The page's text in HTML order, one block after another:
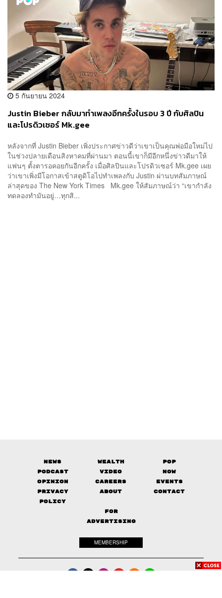
5 กันยายน 2024
Justin Bieber กลับมาทำเพลงอีกครั้งในรอบ 3 ปี กับศิลปิน
และโปรดิวเซอร์ Mk.gee
หลังจากที่ Justin Bieber เพิ่งประกาศข่าวดีว่าเขาเป็นคุณพ่อมือใหม่ไป
ในช่วงปลายเดือนสิงหาคมที่ผ่านมา ตอนนี้เขาก็มีอีกหนึ่งข่าวดีมาให้
แฟนๆ ตั้งตารอคอยกันอีกครั้ง เมื่อศิลปินและโปรดิวเซอร์ Mk.gee เผย
ว่าเขาเพิ่งมีโอกาสเข้าสตูดิโอไปทำเพลงกับ Justin ผ่านบทสัมภาษณ์
ล่าสุดของ The New York Times Mk.gee ให้สัมภาษณ์ว่า “เขากำลัง
ทดลองทำมันอยู่…ทุกสิ...
News Wealth
Pop
Podcast
Video
Now
Opinion
Careers
Events
Privacy
Policy
About Contact
FOR
ADVERTISING
MEMBERSHIP